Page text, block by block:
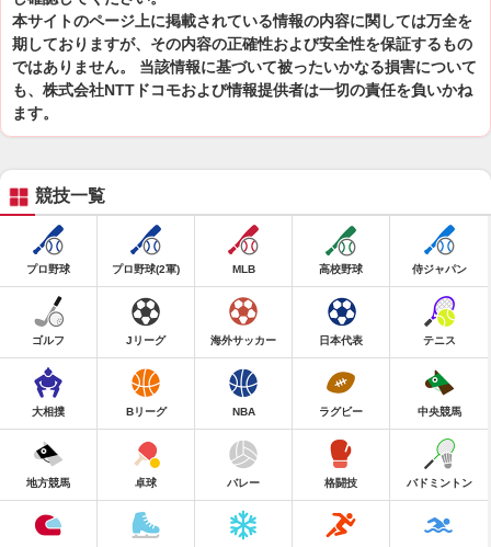
本サイトのページ上に掲載されている情報の内容に関しては万全を
期しておりますが、その内容の正確性および安全性を保証するもの
ではありません。 当該情報に基づいて被ったいかなる損害について
も、株式会社NTTドコモおよび情報提供者は一切の責任を負いかね
ます。
競技一覧
プロ野球 プロ野球(2軍) MLB 高校野球 侍ジャパン
ゴルフ Jリーグ 海外サッカー 日本代表 テニス
大相撲 Bリーグ NBA ラグビー 中央競馬
地方競馬 卓球 バレー 格闘技 バドミントン